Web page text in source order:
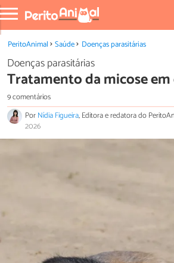
PeritoAnimal Saúde Doenças parasitárias
Doenças parasitárias
Tratamento da micose
9 comentários
PorNídia Figueira, Editora e redatora do
2026